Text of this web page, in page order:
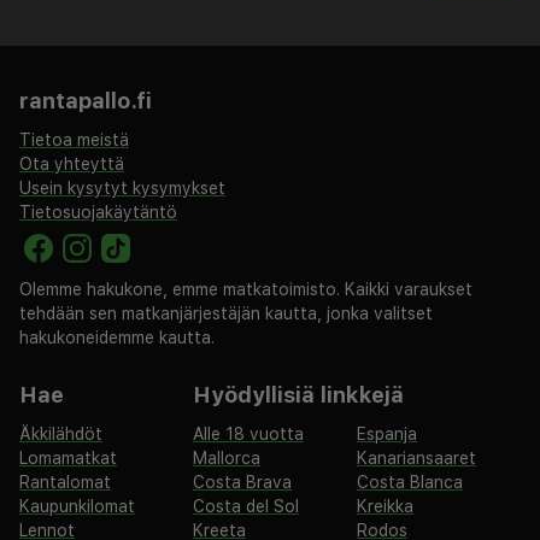
Keskustori. Olitpa sitten kesäfestivaalilla tai
mukavalla talvipakomatkalla, tämä hotelli tarjoaa
kulttuurin ja historian tutkimiseen.
rantapallo.fi
Tietoa meistä
Ota yhteyttä
Usein kysytyt kysymykset
Tietosuojakäytäntö
Olemme hakukone, emme matkatoimisto. Kaikki varaukset
tehdään sen matkanjärjestäjän kautta, jonka valitset
hakukoneidemme kautta.
Hae
Äkkilähdöt
Lomamatkat
Rantalomat
Kaupunkilomat
Lennot
Hyödyllisiä linkkejä
Alle 18 vuotta
Espanja
Mallorca
Kanariansaaret
Costa Brava
Costa Blanca
Costa del Sol
Kreikka
Kreeta
Rodos